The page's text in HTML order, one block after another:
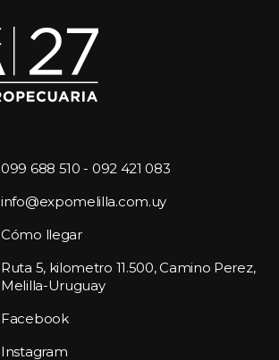
099 688 510 - 092 421 083
info@expomelilla.com.uy
Cómo llegar
Ruta 5, kilometro 11.500, Camino Perez,
Melilla-Uruguay
Facebook
Instagram